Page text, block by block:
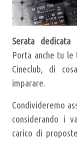
Serata dedicata
Porta anche tu
Cineclub, di
imparare.
Condivideremo
considerando i
carico di